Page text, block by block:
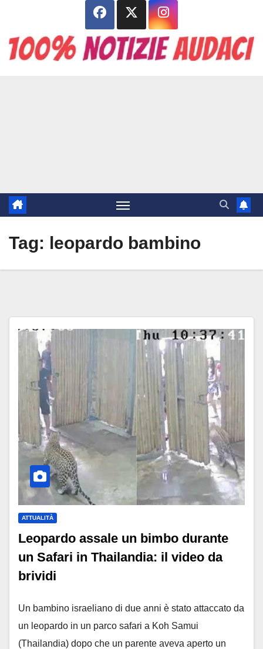
contenuto
Tag: leopardo bambino
ATTUALITÀ
Leopardo assale un bimbo durante
un Safari in Thailandia: il video da
brividi
Un bambino israeliano di due anni è stato attaccato da
un leopardo in un parco safari a Koh Samui
(Thailandia) dopo che un parente aveva aperto un